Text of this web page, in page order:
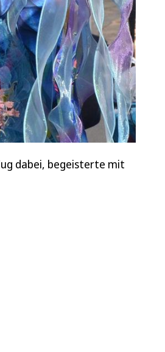
dabei, begeisterte mit